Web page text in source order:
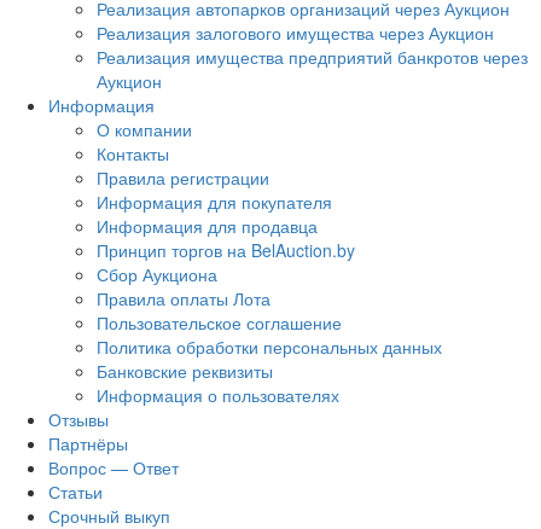
Реализация автопарков организаций через Аукцион
Реализация залогового имущества через Аукцион
Реализация имущества предприятий банкротов через
Аукцион
Информация
О компании
Контакты
Правила регистрации
Информация для покупателя
Информация для продавца
Принцип торгов на BelAuction.by
Сбор Аукциона
Правила оплаты Лота
Пользовательское соглашение
Политика обработки персональных данных
Банковские реквизиты
Информация о пользователях
Отзывы
Партнёры
Вопрос — Ответ
Статьи
Срочный выкуп